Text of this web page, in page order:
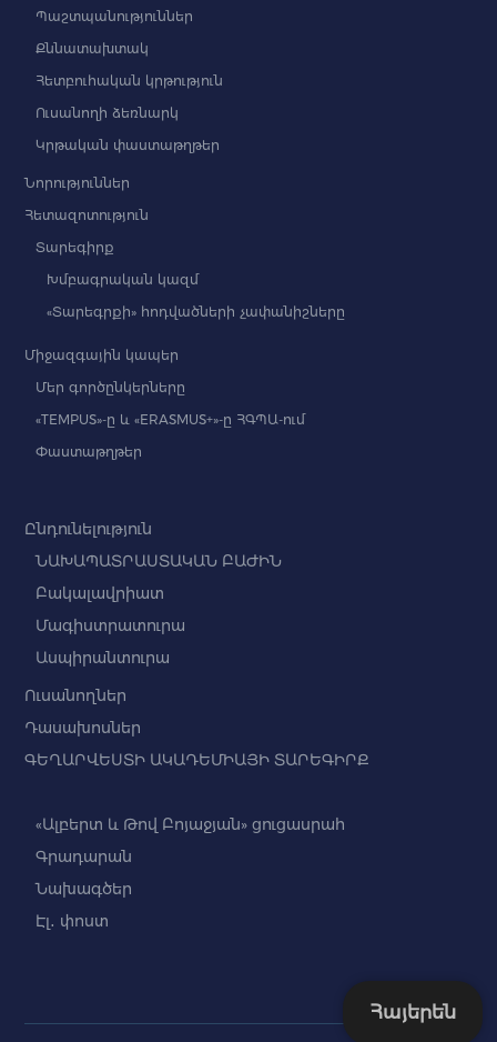
Պաշտպանություններ
Քննատախտակ
Հետբուհական կրթություն
Ուսանողի ձեռնարկ
Կրթական փաստաթղթեր
Նորություններ
Հետազոտություն
Տարեգիրք
Խմբագրական կազմ
«Տարեգրքի» հոդվածների չափանիշները
Միջազգային կապեր
Մեր գործընկերները
«TEMPUS»-ը և «ERASMUS+»-ը ՀԳՊԱ-ում
Փաստաթղթեր
Ընդունելություն
ՆԱԽԱՊԱՏՐԱՍՏԱԿԱՆ ԲԱԺԻՆ
Բակալավրիատ
Մագիստրատուրա
Ասպիրանտուրա
Ուսանողներ
Դասախոսներ
ԳԵՂԱՐՎԵՍՏԻ ԱԿԱԴԵՄԻԱՅԻ ՏԱՐԵԳԻՐՔ
«Ալբերտ և Թով Բոյաջյան» ցուցասրահ
Գրադարան
Նախագծեր
Էլ․ փոստ
Հայերեն